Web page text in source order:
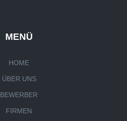
MENÜ
HOME
ÜBER UNS
BEWERBER
FIRMEN